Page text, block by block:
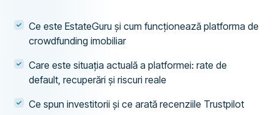
Ce este EstateGuru și cum funcționează platforma de
crowdfunding imobiliar
Care este situația actuală a platformei: rate de
default, recuperări și riscuri reale
Ce spun investitorii și ce arată recenziile Trustpilot